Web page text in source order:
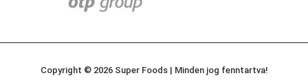
Copyright © 2026 Super Foods | Minden jog fenntartva!